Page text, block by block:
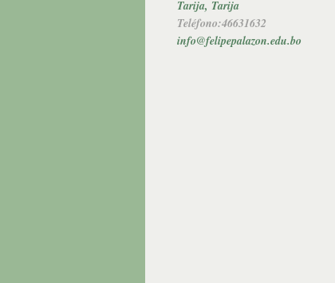
Tarija, Tarija
Teléfono:46631632
info@felipepalazon.edu.bo